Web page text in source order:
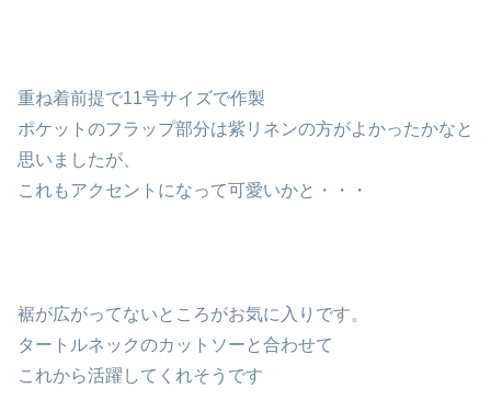
重ね着前提で11号サイズで作製
ポケットのフラップ部分は紫リネンの方がよかったかなと
思いましたが、
これもアクセントになって可愛いかと・・・
裾が広がってないところがお気に入りです。
タートルネックのカットソーと合わせて
これから活躍してくれそうです